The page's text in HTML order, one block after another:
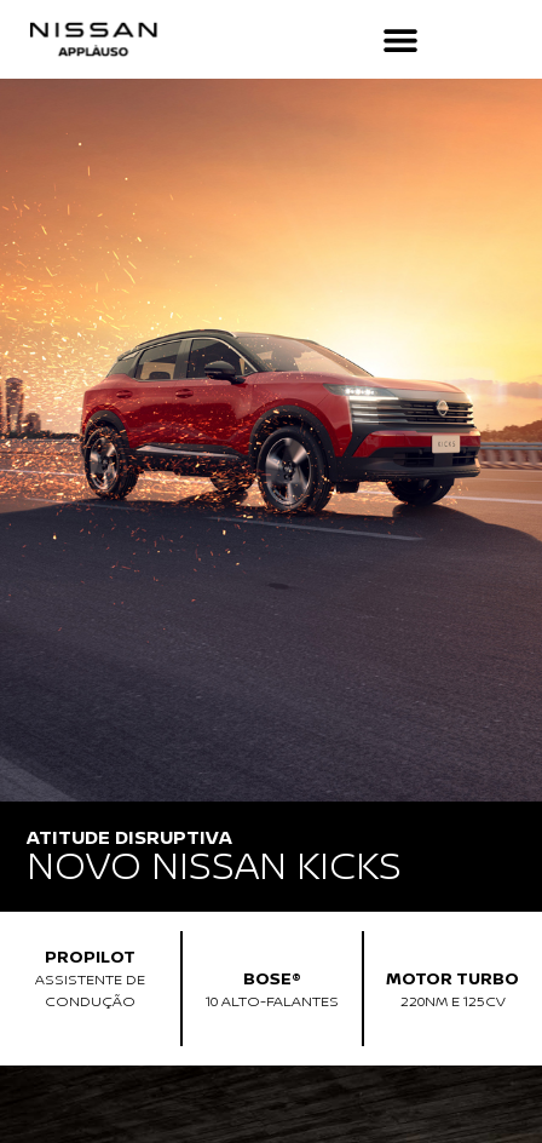
ATITUDE DISRUPTIVA
NOVO NISSAN KICKS
PROPILOT
ASSISTENTE DE
CONDUÇÃO
BOSE®
10 ALTO-FALANTES
MOTOR TURBO
220NM E 125CV